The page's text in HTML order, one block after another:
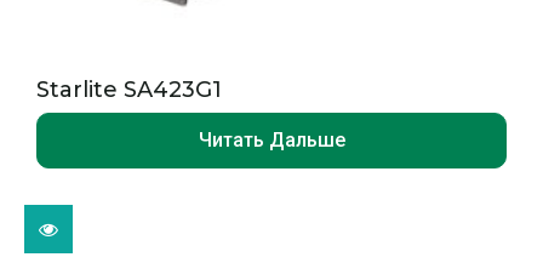
Starlite SA423G1
Читать Дальше